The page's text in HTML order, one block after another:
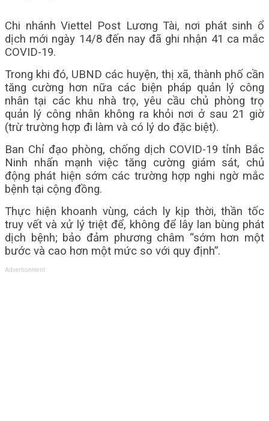
Chi nhánh Viettel Post Lương Tài, nơi phát sinh ổ
dịch mới ngày 14/8 đến nay đã ghi nhận 41 ca mắc
COVID-19.
Trong khi đó, UBND các huyện, thị xã, thành phố cần
tăng cường hơn nữa các biện pháp quản lý công
nhân tại các khu nhà trọ, yêu cầu chủ phòng trọ
quản lý công nhân không ra khỏi nơi ở sau 21 giờ
(trừ trường hợp đi làm và có lý do đặc biệt).
Ban Chỉ đạo phòng, chống dịch COVID-19 tỉnh Bắc
Ninh nhấn mạnh việc tăng cường giám sát, chủ
động phát hiện sớm các trường hợp nghi ngờ mắc
bệnh tại cộng đồng.
Thực hiện khoanh vùng, cách ly kịp thời, thần tốc
truy vết và xử lý triệt để, không để lây lan bùng phát
dịch bệnh; bảo đảm phương châm “sớm hơn một
bước và cao hơn một mức so với quy định”.
Advertisement